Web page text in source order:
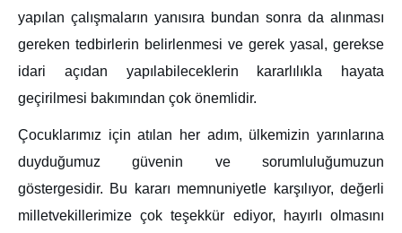
yapılan çalışmaların yanısıra bundan sonra da alınması
gereken tedbirlerin belirlenmesi ve gerek yasal, gerekse
idari açıdan yapılabileceklerin kararlılıkla hayata
geçirilmesi bakımından çok önemlidir.
Çocuklarımız için atılan her adım, ülkemizin yarınlarına
duyduğumuz güvenin ve sorumluluğumuzun
göstergesidir. Bu kararı memnuniyetle karşılıyor, değerli
milletvekillerimize çok teşekkür ediyor, hayırlı olmasını